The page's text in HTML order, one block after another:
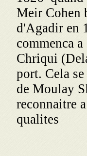
Meir Cohen
d'Agadir en
commenca
Chriqui
port. Cela
de Moulay
reconnaitre
qualites